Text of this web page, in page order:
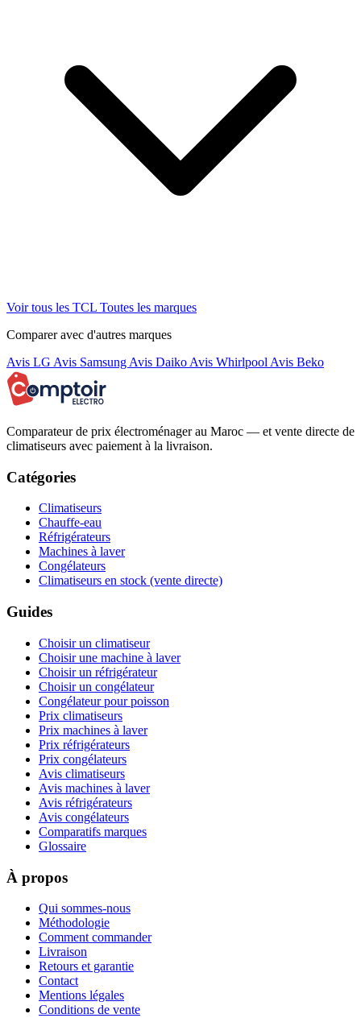
Voir tous les TCL Toutes les marques
Comparer avec d'autres marques
Avis LG Avis Samsung Avis Daiko Avis Whirlpool Avis Beko
Comparateur de prix électroménager au Maroc — et vente directe de
climatiseurs avec paiement à la livraison.
Catégories
Climatiseurs
Chauffe-eau
Réfrigérateurs
Machines à laver
Congélateurs
Climatiseurs en stock (vente directe)
Guides
Choisir un climatiseur
Choisir une machine à laver
Choisir un réfrigérateur
Choisir un congélateur
Congélateur pour poisson
Prix climatiseurs
Prix machines à laver
Prix réfrigérateurs
Prix congélateurs
Avis climatiseurs
Avis machines à laver
Avis réfrigérateurs
Avis congélateurs
Comparatifs marques
Glossaire
À propos
Qui sommes-nous
Méthodologie
Comment commander
Livraison
Retours et garantie
Contact
Mentions légales
Conditions de vente